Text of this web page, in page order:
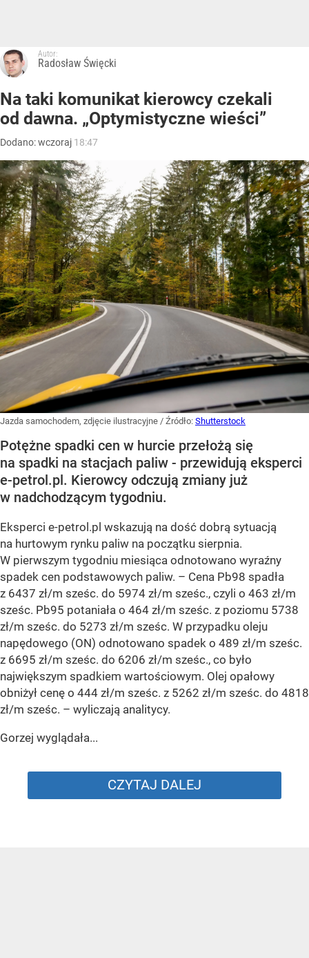
Autor:
Radosław Święcki
Na taki komunikat kierowcy czekali
od dawna. „Optymistyczne wieści”
Dodano:wczoraj 18:47
Jazda samochodem, zdjęcie ilustracyjne / Źródło: Shutterstock
Potężne spadki cen w hurcie przełożą się
na spadki na stacjach paliw - przewidują eksperci
e-petrol.pl. Kierowcy odczują zmiany już
w nadchodzącym tygodniu.
Eksperci e-petrol.pl wskazują na dość dobrą sytuacją
na hurtowym rynku paliw na początku sierpnia.
W pierwszym tygodniu miesiąca odnotowano wyraźny
spadek cen podstawowych paliw. – Cena Pb98 spadła
z 6437 zł/m sześc. do 5974 zł/m sześc., czyli o 463 zł/m
sześc. Pb95 potaniała o 464 zł/m sześc. z poziomu 5738
zł/m sześc. do 5273 zł/m sześc. W przypadku oleju
napędowego (ON) odnotowano spadek o 489 zł/m sześc.
z 6695 zł/m sześc. do 6206 zł/m sześc., co było
największym spadkiem wartościowym. Olej opałowy
obniżył cenę o 444 zł/m sześc. z 5262 zł/m sześc. do 4818
zł/m sześc. – wyliczają analitycy.
Gorzej wyglądała...
CZYTAJ DALEJ